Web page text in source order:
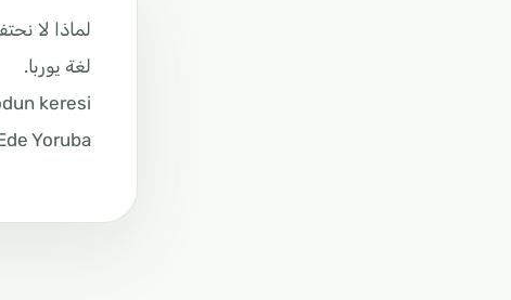
لماذا لا
لغة يوربا.
keresi.
Yoruba.